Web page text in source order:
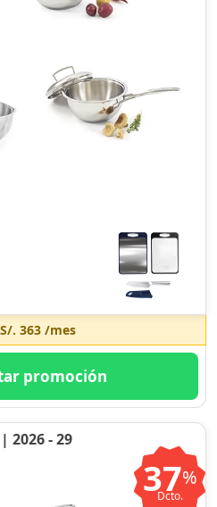
S/. 363/mes
promoción
2026 - 29
37%
Dcto.